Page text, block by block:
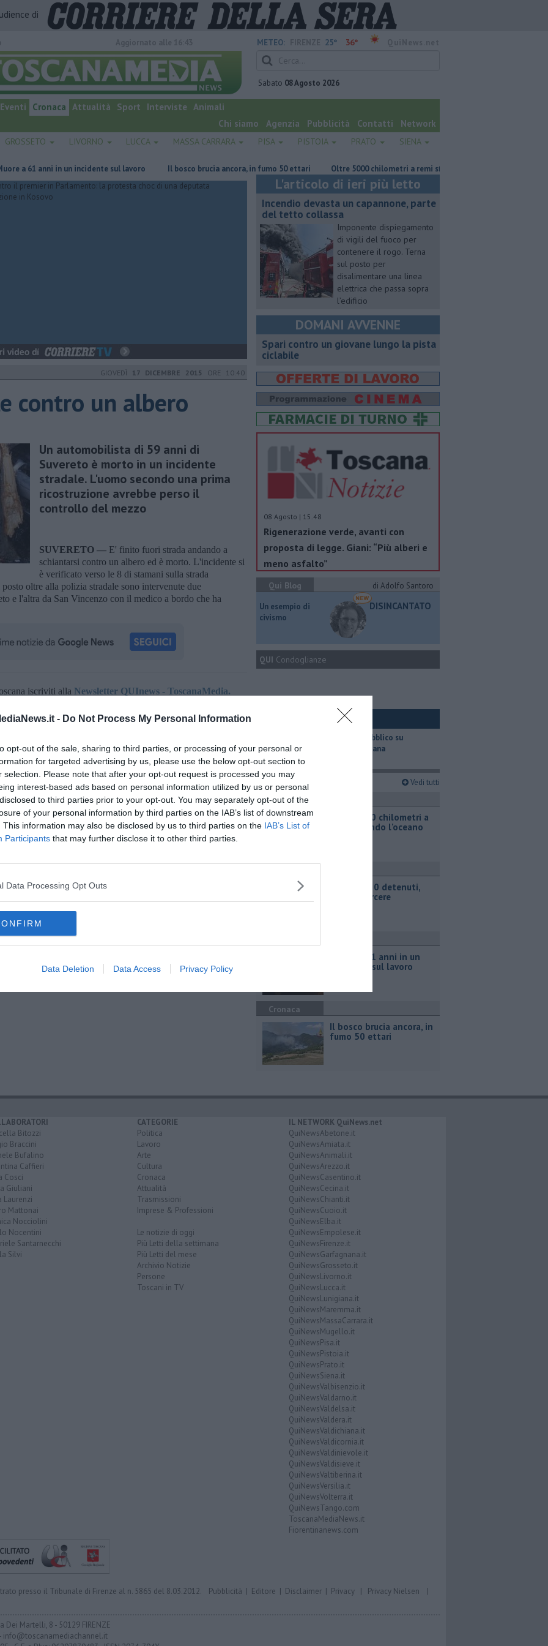
- Do Not Process My Personal Information
opt-out of the sale, sharing to third parties, or processing of your personal or
for targeted advertising by us, please use the below opt-out section to
selection. Please note that after your opt-out request is processed you may
interest-based ads based on personal information utilized by us or personal
to third parties prior to your opt-out. You may separately opt-out of the
of your personal information by third parties on the IAB’s list of downstream
This information may also be disclosed by us to third parties on the IAB’s List of
Participants that may further disclose it to other third parties.
Data Processing Opt Outs
Data Deletion Data Access Privacy Policy
di
METEO: 25° 36°
Sabato 08 Agosto 2026
Eventi Cronaca Attualità Sport Interviste Animali
Chi siamo
Agenzia Pubblicità Contatti Network
GROSSETO LIVORNO LUCCA MASSA CARRARA PISA PISTOIA PRATO SIENA
61 anni in un incidente sul lavoro Il bosco brucia ancora, in fumo 50 ettari Oltre 5000 chilometri a remi sfidando l'oceano
GIOVEDÌ 17 DICEMBRE 2015 ORE 10:40
contro un albero
Un automobilista di 59 anni di
Suvereto è morto in un incidente
stradale. L'uomo secondo una prima
ricostruzione avrebbe perso il
controllo del mezzo
SUVERETO — E' finito fuori strada andando a
schiantarsi contro un albero ed è morto. L'incidente si
è verificato verso le 8 di stamani sulla strada
oltre alla polizia stradale sono intervenute due
e l'altra da San Vincenzo con il medico a bordo che ha
iscriviti alla Newsletter QUInews - ToscanaMedia.
nella tua casella di posta.
25 anni
ambulanza croce rossa italiana
L'articolo di ieri più letto
Incendio devasta un capannone, parte
del tetto collassa
Imponente dispiegamento
di vigili del fuoco per
contenere il rogo. Terna
sul posto per
disalimentare una linea
elettrica che passa sopra
l’edificio
DOMANI AVVENNE
Spari contro un giovane lungo la pista
ciclabile
08 Agosto | 15.48
Rigenerazione verde, avanti con
proposta di legge. Giani: “Più alberi e
meno asfalto”
Qui Blog
di Adolfo Santoro
​Un esempio di
civismo
DISINCANTATO
QUI Condoglianze
​Il trasporto pubblico su
gomma in Toscana
Ultimi articoli Vedi tutti
Attualità
Oltre 5000 chilometri a
remi sfidando l'oceano
Rissa fra 30 detenuti,
caos in carcere
Muore a 61 anni in un
incidente sul lavoro
Cronaca
Il bosco brucia ancora, in
fumo 50 ettari
Bitozzi
Braccini
Bufalino
Caffieri
Cosci
Giuliani
Laurenzi
Mattonai
Nocciolini
Nocentini
Santarnecchi
Silvi
CATEGORIE
Politica
Lavoro
Arte
Cultura
Cronaca
Attualità
Trasmissioni
Imprese & Professioni
Le notizie di oggi
Più Letti della settimana
Più Letti del mese
Archivio Notizie
Persone
Toscani in TV
IL NETWORK QuiNews.net
QuiNewsAbetone.it
QuiNewsAmiata.it
QuiNewsAnimali.it
QuiNewsArezzo.it
QuiNewsCasentino.it
QuiNewsCecina.it
QuiNewsChianti.it
QuiNewsCuoio.it
QuiNewsElba.it
QuiNewsEmpolese.it
QuiNewsFirenze.it
QuiNewsGarfagnana.it
QuiNewsGrosseto.it
QuiNewsLivorno.it
QuiNewsLucca.it
QuiNewsLunigiana.it
QuiNewsMaremma.it
QuiNewsMassaCarrara.it
QuiNewsMugello.it
QuiNewsPisa.it
QuiNewsPistoia.it
QuiNewsPrato.it
QuiNewsSiena.it
QuiNewsValbisenzio.it
QuiNewsValdarno.it
QuiNewsValdelsa.it
QuiNewsValdera.it
QuiNewsValdichiana.it
QuiNewsValdicornia.it
QuiNewsValdinievole.it
QuiNewsValdisieve.it
QuiNewsValtiberina.it
QuiNewsVersilia.it
QuiNewsVolterra.it
QuiNewsTango.com
ToscanaMediaNews.it
Fiorentinanews.com
presso il Tribunale di Firenze al n. 5865 del 8.03.2012. Pubblicità | Editore | Disclaimer | Privacy | Privacy Nielsen |
Dei Martelli, 8 - 50129 FIRENZE
- info@toscanamediachannel.it